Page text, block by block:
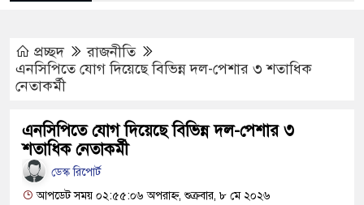
ফিরে আসেনি, হাসিনাও আসবে না: আমির হামজা
একটি ‘ব্যর্থ রাষ্ট্রে’ পরিণত হয়েছে: সজীব
পেন্টাগন প্রধানের কৈফিয়ত চাইলেন ট্রাম্প
প্রচ্ছদ
রাজনীতি
এনসিপিতে যোগ দিয়েছে বিভিন্ন দল-পেশার ৩ শতাধিক
নেতাকর্মী
এনসিপিতে যোগ দিয়েছে বিভিন্ন দল-পেশার ৩
শতাধিক নেতাকর্মী
ডেস্ক রিপোর্ট
আপডেট সময় ০২:৫৫:০৬ অপরাহ্ন, শুক্রবার, ৮ মে ২০২৬